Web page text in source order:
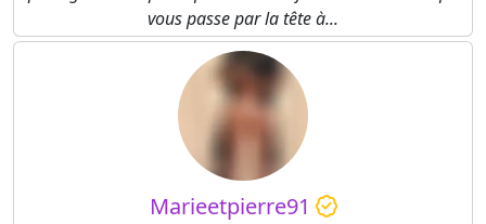
vous passe par la tête à...
Marieetpierre91